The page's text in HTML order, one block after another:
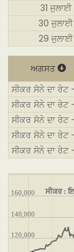
31
30
29
ਅਗਸਤ
ਸੀਕਰ ਸੋਨੇ ਦਾ
ਸੀਕਰ ਸੋਨੇ ਦਾ
ਸੀਕਰ ਸੋਨੇ ਦਾ
ਸੀਕਰ ਸੋਨੇ ਦਾ
ਸੀਕਰ ਸੋਨੇ ਦਾ
ਸੀਕਰ :
120,000
140,000
160,000